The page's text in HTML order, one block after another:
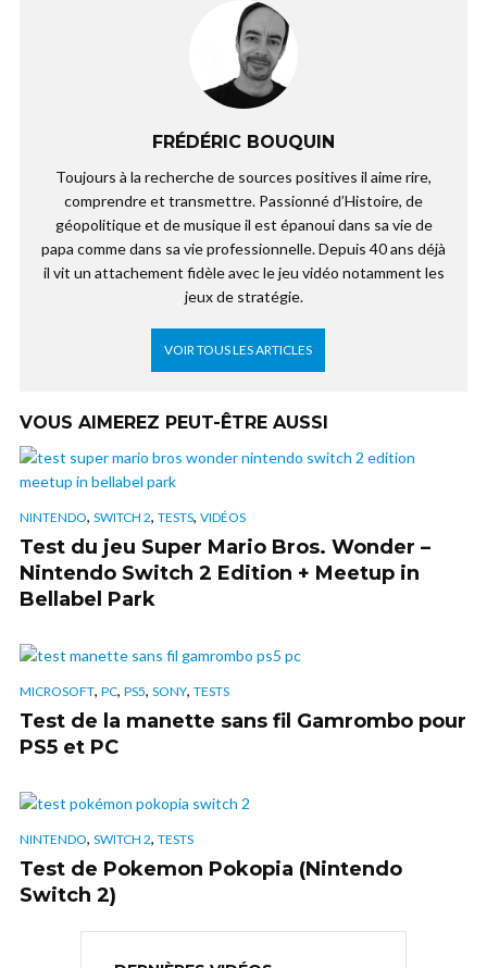
FRÉDÉRIC BOUQUIN
Toujours à la recherche de sources positives il aime rire,
comprendre et transmettre. Passionné d’Histoire, de
géopolitique et de musique il est épanoui dans sa vie de
papa comme dans sa vie professionnelle. Depuis 40 ans déjà
il vit un attachement fidèle avec le jeu vidéo notamment les
jeux de stratégie.
VOIR TOUS LES ARTICLES
VOUS AIMEREZ PEUT-ÊTRE AUSSI
NINTENDO, SWITCH 2, TESTS, VIDÉOS
Test du jeu Super Mario Bros. Wonder –
Nintendo Switch 2 Edition + Meetup in
Bellabel Park
MICROSOFT, PC, PS5, SONY, TESTS
Test de la manette sans fil Gamrombo pour
PS5 et PC
NINTENDO, SWITCH 2, TESTS
Test de Pokemon Pokopia (Nintendo
Switch 2)